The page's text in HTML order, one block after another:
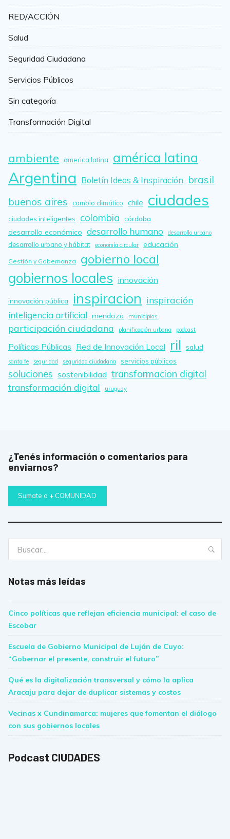
RED/ACCIÓN
Salud
Seguridad Ciudadana
Servicios Públicos
Sin categoría
Transformación Digital
ambiente america latina américa latina
Argentina Boletín Ideas & Inspiración brasil
buenos aires
cambio climático chile ciudades
ciudades inteligentes colombia córdoba
desarrollo económico desarrollo humano desarrollo urbano
desarrollo urbano y hábitat economía circular educación
Gestión y Gobernanza gobierno local
gobiernos locales innovación
innovación pública inspiracion inspiración
inteligencia artificial mendoza municipios
participación ciudadana planificación urbana podcast
Políticas Públicas Red de Innovación Local ril salud
santa fe seguridad seguridad ciudadana servicios públicos
soluciones sostenibilidad transformacion digital
transformación digital uruguay
¿Tenés información o comentarios para
enviarnos?
Sumate a + COMUNIDAD
Notas más leídas
Cinco políticas que reflejan eficiencia municipal: el caso de
Escobar
Escuela de Gobierno Municipal de Luján de Cuyo:
“Gobernar el presente, construir el futuro”
Qué es la digitalización transversal y cómo la aplica
Aracaju para dejar de duplicar sistemas y costos
Vecinas x Cundinamarca: mujeres que fomentan el diálogo
con sus gobiernos locales
Podcast CIUDADES